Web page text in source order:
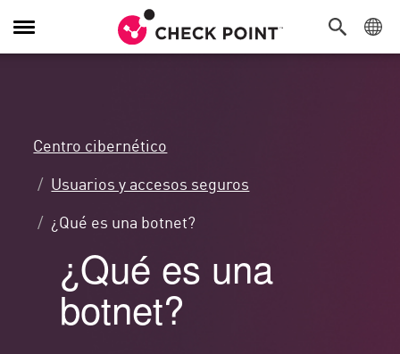
Alternar
navegación
Centro cibernético
Usuarios y accesos seguros
¿Qué es una botnet?
¿Qué es una
botnet?